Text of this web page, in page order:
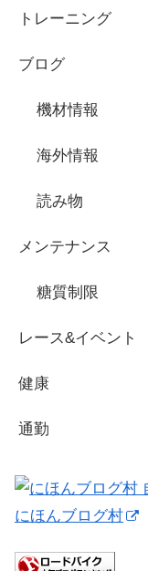
トレーニング
ブログ
機材情報
海外情報
読み物
メンテナンス
糖質制限
レース&イベント
健康
通勤
にほんブログ村